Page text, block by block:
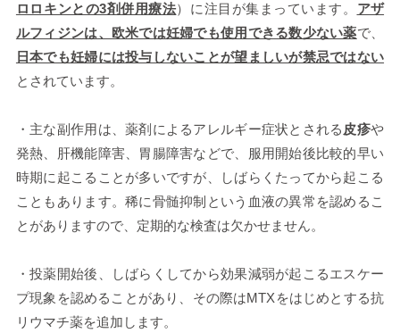
ロロキンとの3剤併用療法）に注目が集まっています。 アザ
ルフィジンは、欧米では妊婦でも使用できる数少ない薬で、
日本でも妊婦には投与しないことが望ましいが禁忌ではない
とされています。
・主な副作用は、薬剤によるアレルギー症状とされる 皮疹や
発熱、肝機能障害、胃腸障害などで、服用開始後比較的早い
時期に起こることが多いですが、しばらくたってから起こる
こともあります。稀に骨髄抑制という血液の異常を認めるこ
とがありますので、定期的な検査は欠かせません。
・投薬開始後、しばらくしてから効果減弱が起こるエスケー
プ現象を認めることがあり、その際はMTXをはじめとする抗
リウマチ薬を追加します。